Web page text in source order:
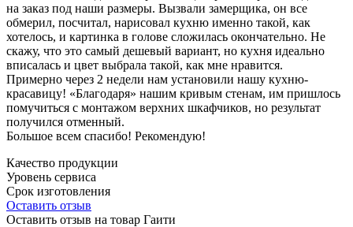
на заказ под наши размеры. Вызвали замерщика, он все
обмерил, посчитал, нарисовал кухню именно такой, как
хотелось, и картинка в голове сложилась окончательно. Не
скажу, что это самый дешевый вариант, но кухня идеально
вписалась и цвет выбрала такой, как мне нравится.
Примерно через 2 недели нам установили нашу кухню-
красавицу! «Благодаря» нашим кривым стенам, им пришлось
помучиться с монтажом верхних шкафчиков, но результат
получился отменный.
Большое всем спасибо! Рекомендую!
Качество продукции
Уровень сервиса
Срок изготовления
Оставить отзыв
Оставить отзыв на товар Гаити